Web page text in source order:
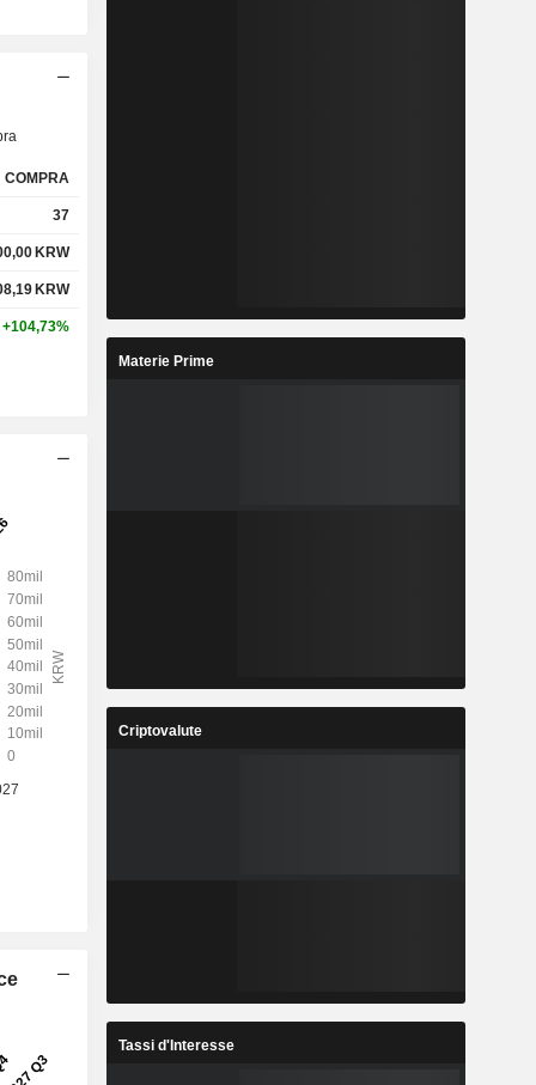
COMPRA
37
KRW
KRW
+104,73%
Materie Prime
Criptovalute
Tassi d'Interesse